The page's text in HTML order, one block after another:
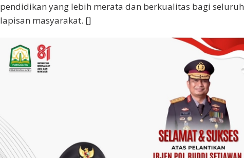
pendidikan yang lebih merata dan berkualitas bagi seluruh
lapisan masyarakat. []